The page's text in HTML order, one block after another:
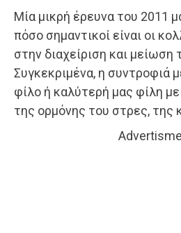
Μία μικρή έρευνα του 2011
πόσο σημαντικοί είναι οι
στην διαχείριση και μείωση
Συγκεκριμένα, η συντροφιά
φίλο ή καλύτερή μας φίλη
της ορμόνης του στρες, της